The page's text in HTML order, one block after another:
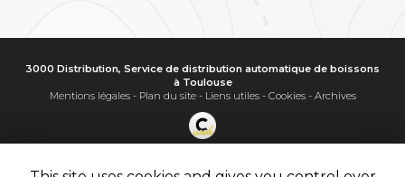
3000 Distribution, Service de distribution automatique de boissons
à Toulouse
Mentions légales- Plan du site- Liens utiles- Cookies- Archives
Demande de Devis